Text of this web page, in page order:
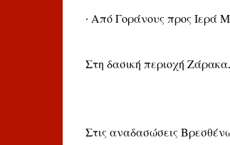
∙ Από Γοράνους προς Ιερά
Στη δασική περιοχή Ζάρακα.
Στις αναδασώσεις